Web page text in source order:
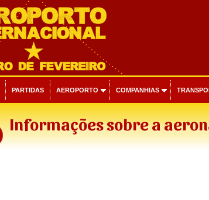
PARTIDAS AEROPORTO COMPANHIAS
Informações sobre a